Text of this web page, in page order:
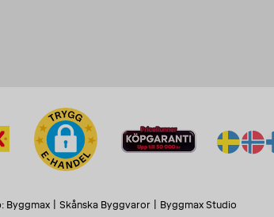
Byggmax Skånska Byggvaror Byggmax Studio